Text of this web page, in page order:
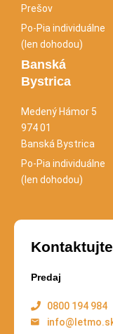
Prešov
Po-Pia individuálne
(len dohodou)
Banská
Bystrica
Medený Hámor 5
974 01
Banská Bystrica
Po-Pia individuálne
(len dohodou)
Predaj
0800 194 984